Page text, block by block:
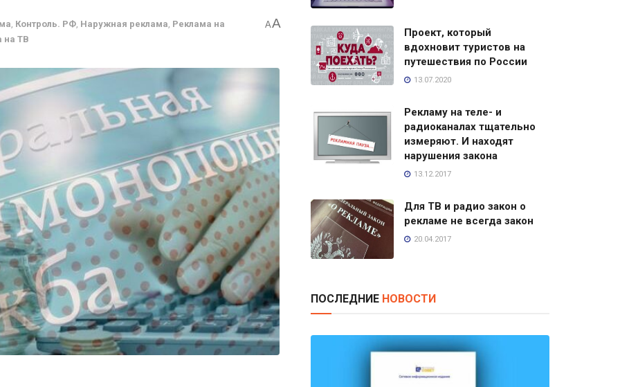
Контроль. РФ Наружная реклама Реклама на
на ТВ
AA
Проект, который
вдохновит туристов на
путешествия по России
13.07.2020
Рекламу на теле- и
радиоканалах тщательно
измеряют. И находят
нарушения закона
13.12.2017
Для ТВ и радио закон о
рекламе не всегда закон
20.04.2017
ПОСЛЕДНИЕ НОВОСТИ